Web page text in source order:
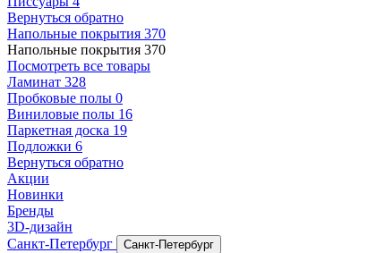
Вернуться обратно
Напольные покрытия 370
Напольные покрытия 370
Посмотреть все товары
Ламинат 328
Пробковые полы 0
Виниловые полы 16
Паркетная доска 19
Подложки 6
Вернуться обратно
Акции
Новинки
Бренды
3D-дизайн
Санкт-Петербург
Санкт-Петербург